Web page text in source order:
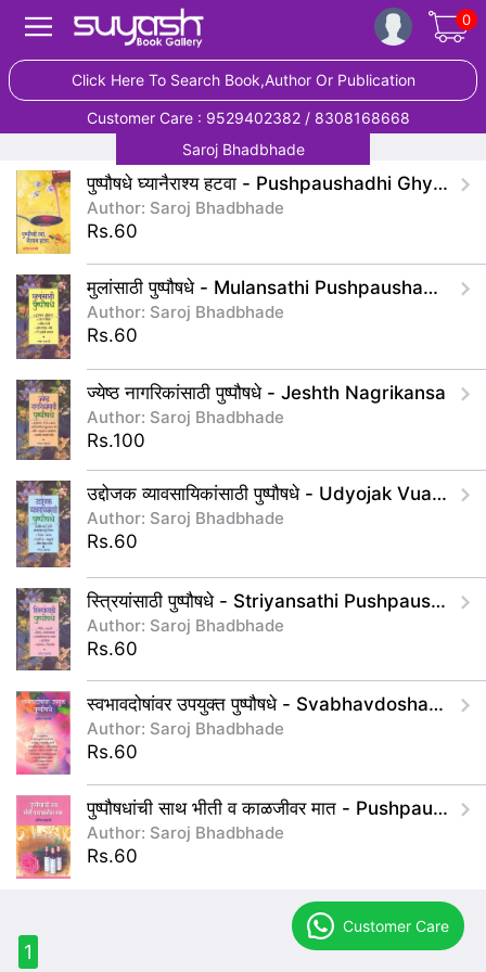
0
Click Here To Search Book,Author Or Publication
Customer Care : 9529402382 / 8308168668
Saroj Bhadbhade
पुष्पौषधे घ्यानैराश्य हटवा - Pushpaushadhi Ghya N
Author: Saroj Bhadbhade
Rs.60
मुलांसाठी पुष्पौषधे - Mulansathi Pushpaushadhe
Author: Saroj Bhadbhade
Rs.60
ज्येष्ठ नागरिकांसाठी पुष्पौषधे - Jeshth Nagrikansa
Author: Saroj Bhadbhade
Rs.100
उद्दोजक व्यावसायिकांसाठी पुष्पौषधे - Udyojak Vuavs
Author: Saroj Bhadbhade
Rs.60
स्त्रियांसाठी पुष्पौषधे - Striyansathi Pushpaushad
Author: Saroj Bhadbhade
Rs.60
स्वभावदोषांवर उपयुक्त पुष्पौषधे - Svabhavdoshanvar
Author: Saroj Bhadbhade
Rs.60
पुष्पौषधांची साथ भीती व काळजीवर मात - Pushpaushadh
Author: Saroj Bhadbhade
Rs.60
1
Customer Care